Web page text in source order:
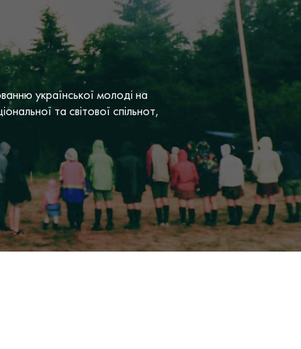
української молоді на
та світової спільнот,